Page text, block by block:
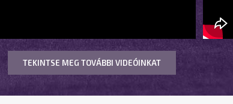
TEKINTSE MEG TOVÁBBI VIDEÓINKAT